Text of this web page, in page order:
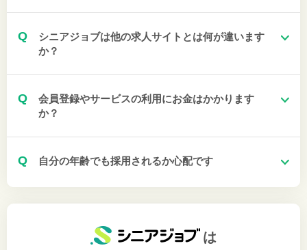
Q
シニアジョブは他の求人サイトとは何が違います
か？
Q
会員登録やサービスの利用にお金はかかります
か？
Q 自分の年齢でも採用されるか心配です
は